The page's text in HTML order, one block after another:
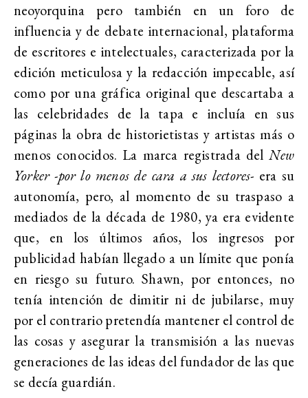
neoyorquina pero también en un foro de
influencia y de debate internacional, plataforma
de escritores e intelectuales, caracterizada por la
edición meticulosa y la redacción impecable, así
como por una gráfica original que descartaba a
las celebridades de la tapa e incluía en sus
páginas la obra de historietistas y artistas más o
menos conocidos. La marca registrada delNew
Yorker -por lo menos de cara a sus lectores- era su
autonomía, pero, al momento de su traspaso a
mediados de la década de 1980, ya era evidente
que, en los últimos años, los ingresos por
publicidad habían llegado a un límite que ponía
en riesgo su futuro. Shawn, por entonces, no
tenía intención de dimitir ni de jubilarse, muy
por el contrario pretendía mantener el control de
las cosas y asegurar la transmisión a las nuevas
generaciones de las ideas del fundador de las que
se decía guardián.